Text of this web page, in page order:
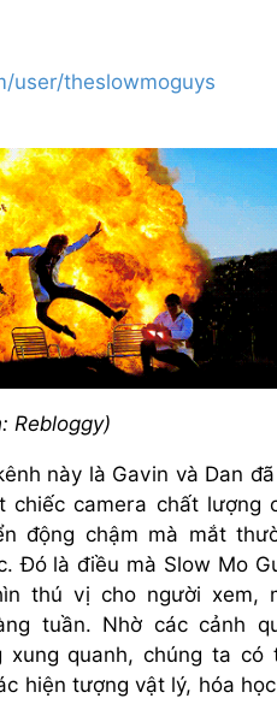
user/theslowmoguys
Rebloggy)
này là Gavin và Dan
chiếc camera chất lượng
động chậm mà mắt
Đó là điều mà Slow Mo
thú vị cho người xem,
tuần. Nhờ các cảnh
quanh, chúng ta có
hiện tượng vật lý, hóa